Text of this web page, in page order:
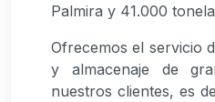
Palmira y 41.000
Ofrecemos el servicio
y almacenaje de
nuestros clientes, es